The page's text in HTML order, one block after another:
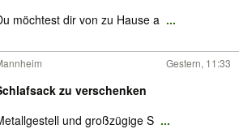
möchtest dir von zu Hause a ...
Gestern, 11:33
zu verschenken
und großzügige S ...